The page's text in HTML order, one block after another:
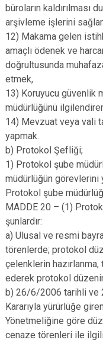
büroların kaldırılması
arşivleme işlerini
12) Makama gelen
amaçlı ödenek ve
doğrultusunda
etmek,
13) Koruyucu güvenlik
müdürlüğünü
14) Mevzuat veya vali
yapmak.
b) Protokol Şefliği;
1) Protokol şube
müdürlüğün görevlerini
Protokol şube
MADDE 20 – (1)
şunlardır:
a) Ulusal ve resmi
törenlerde; protokol
çelenklerin
ederek protokol
b) 26/6/2006 tarihli ve
Kararıyla yürürlüğe
Yönetmeliğine göre
cenaze törenleri ile